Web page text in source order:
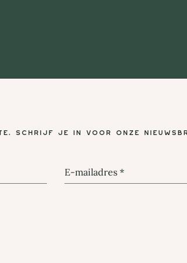
schrijf je in voor onze
E-mailadres *